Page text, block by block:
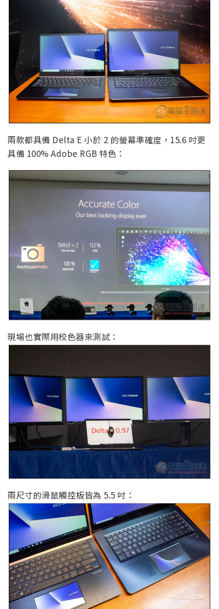
兩款都具備 Delta E 小於 2 的螢幕準確度，15.6 吋更
具備 100% Adobe RGB 特色：
現場也實際用校色器來測試：
兩尺寸的滑鼠觸控板皆為 5.5 吋：